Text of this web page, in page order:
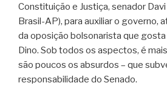
Constituição e Justiça, senador
Brasil-AP), para auxiliar o governo,
da oposição bolsonarista que
Dino. Sob todos os aspectos, é
são poucos os absurdos – que
responsabilidade do Senado.